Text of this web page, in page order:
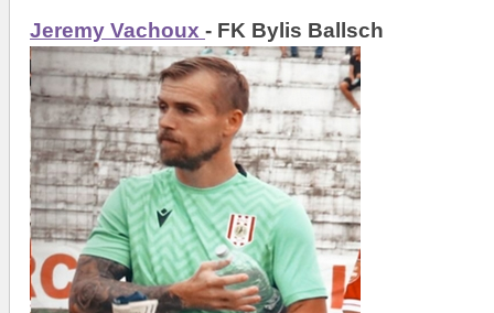
Jeremy Vachoux - FK Bylis Ballsch